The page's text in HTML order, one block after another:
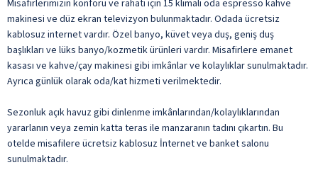
Misafirlerimizin konforu ve rahatı için 15 klimalı oda espresso kahve
makinesi ve düz ekran televizyon bulunmaktadır. Odada ücretsiz
kablosuz internet vardır. Özel banyo, küvet veya duş, geniş duş
başlıkları ve lüks banyo/kozmetik ürünleri vardır. Misafirlere emanet
kasası ve kahve/çay makinesi gibi imkânlar ve kolaylıklar sunulmaktadır.
Ayrıca günlük olarak oda/kat hizmeti verilmektedir.
Sezonluk açık havuz gibi dinlenme imkânlarından/kolaylıklarından
yararlanın veya zemin katta teras ile manzaranın tadını çıkartın. Bu
otelde misafilere ücretsiz kablosuz İnternet ve banket salonu
sunulmaktadır.